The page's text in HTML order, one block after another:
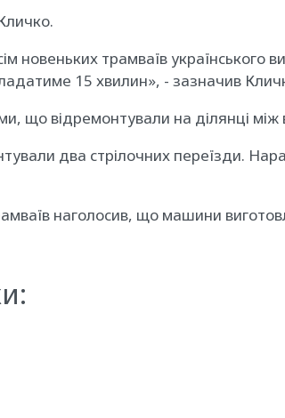
трамваїв українського
15 хвилин», - зазначив
що відремонтували на ділянці
два стрілочних переїзди.
наголосив, що машини